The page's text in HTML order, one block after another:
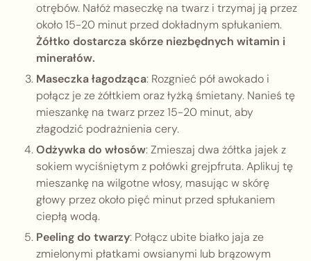
otrębów. Nałóż maseczkę na twarz i trzymaj ją przez
około 15-20 minut przed dokładnym spłukaniem.
Żółtko dostarcza skórze niezbędnych witamin i
minerałów.
Maseczka łagodząca: Rozgnieć pół awokado i
połącz je ze żółtkiem oraz łyżką śmietany. Nanieś tę
mieszankę na twarz przez 15-20 minut, aby
złagodzić podrażnienia cery.
Odżywka do włosów: Zmieszaj dwa żółtka jajek z
sokiem wyciśniętym z połówki grejpfruta. Aplikuj tę
mieszankę na wilgotne włosy, masując w skórę
głowy przez około pięć minut przed spłukaniem
ciepłą wodą.
Peeling do twarzy: Połącz ubite białko jaja ze
zmielonymi płatkami owsianymi lub brązowym